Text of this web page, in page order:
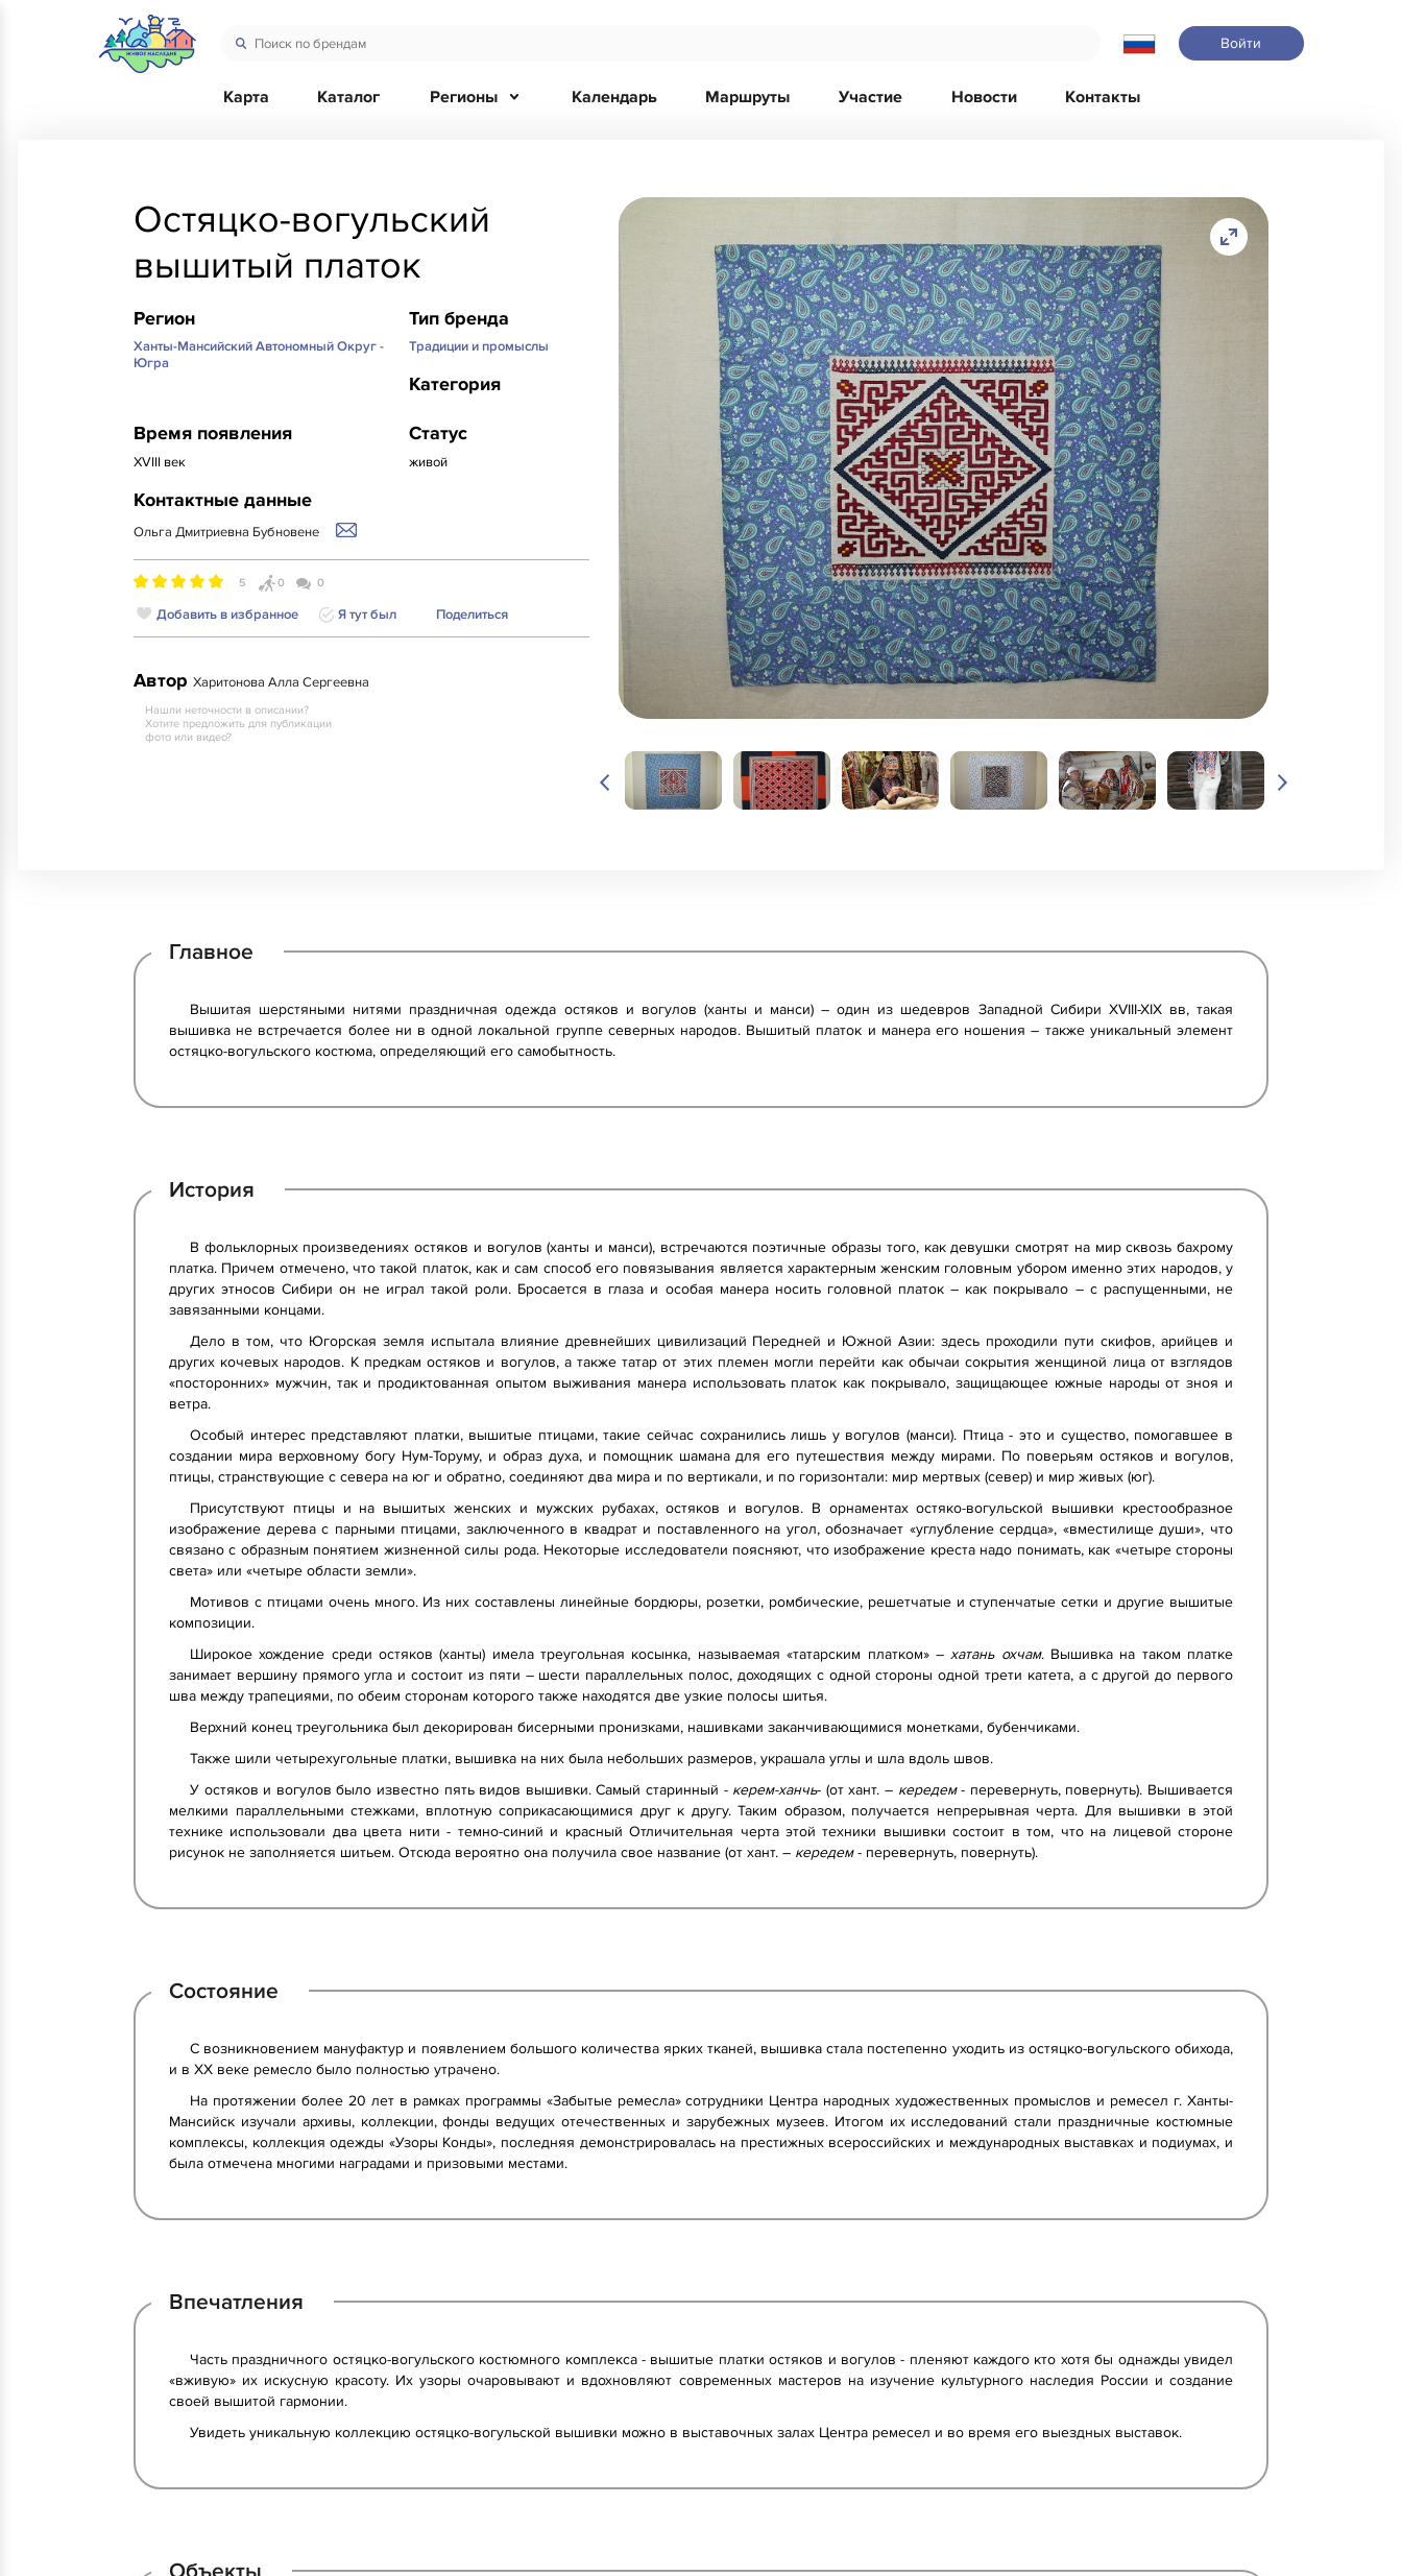
Войти
Карта Каталог Регионы Календарь Маршруты Участие Новости Контакты
Остяцко-вогульский
вышитый платок
Регион
Ханты-Мансийский Автономный Округ -
Югра
Тип бренда
Традиции и промыслы
Категория
Время появления
XVIII век
Статус
живой
Контактные данные
Ольга Дмитриевна Бубновене
5 0 0
Добавить в избранное Я тут был Поделиться
Автор Харитонова Алла Сергеевна
Нашли неточности в описании?
Хотите предложить для публикации
фото или видео?
Главное
Вышитая шерстяными нитями праздничная одежда остяков и вогулов (ханты и манси) – один из шедевров Западной Сибири XVIII-XIX вв, такая
вышивка не встречается более ни в одной локальной группе северных народов. Вышитый платок и манера его ношения – также уникальный элемент
остяцко-вогульского костюма, определяющий его самобытность.
История
В фольклорных произведениях остяков и вогулов (ханты и манси), встречаются поэтичные образы того, как девушки смотрят на мир сквозь бахрому
платка. Причем отмечено, что такой платок, как и сам способ его повязывания является характерным женским головным убором именно этих народов, у
других этносов Сибири он не играл такой роли. Бросается в глаза и особая манера носить головной платок – как покрывало – с распущенными, не
завязанными концами.
Дело в том, что Югорская земля испытала влияние древнейших цивилизаций Передней и Южной Азии: здесь проходили пути скифов, арийцев и
других кочевых народов. К предкам остяков и вогулов, а также татар от этих племен могли перейти как обычаи сокрытия женщиной лица от взглядов
«посторонних» мужчин, так и продиктованная опытом выживания манера использовать платок как покрывало, защищающее южные народы от зноя и
ветра.
Особый интерес представляют платки, вышитые птицами, такие сейчас сохранились лишь у вогулов (манси). Птица - это и существо, помогавшее в
создании мира верховному богу Нум-Торуму, и образ духа, и помощник шамана для его путешествия между мирами. По поверьям остяков и вогулов,
птицы, странствующие с севера на юг и обратно, соединяют два мира и по вертикали, и по горизонтали: мир мертвых (север) и мир живых (юг).
Присутствуют птицы и на вышитых женских и мужских рубахах, остяков и вогулов. В орнаментах остяко-вогульской вышивки крестообразное
изображение дерева с парными птицами, заключенного в квадрат и поставленного на угол, обозначает «углубление сердца», «вместилище души», что
связано с образным понятием жизненной силы рода. Некоторые исследователи поясняют, что изображение креста надо понимать, как «четыре стороны
света» или «четыре области земли».
Мотивов с птицами очень много. Из них составлены линейные бордюры, розетки, ромбические, решетчатые и ступенчатые сетки и другие вышитые
композиции.
Широкое хождение среди остяков (ханты) имела треугольная косынка, называемая «татарским платком» –хатань охчам. Вышивка на таком платке
занимает вершину прямого угла и состоит из пяти – шести параллельных полос, доходящих с одной стороны одной трети катета, а с другой до первого
шва между трапециями, по обеим сторонам которого также находятся две узкие полосы шитья.
Верхний конец треугольника был декорирован бисерными пронизками, нашивками заканчивающимися монетками, бубенчиками.
Также шили четырехугольные платки, вышивка на них была небольших размеров, украшала углы и шла вдоль швов.
У остяков и вогулов было известно пять видов вышивки. Самый старинный - керем-ханчь- (от хант. – кередем- перевернуть, повернуть). Вышивается
мелкими параллельными стежками, вплотную соприкасающимися друг к другу. Таким образом, получается непрерывная черта. Для вышивки в этой
технике использовали два цвета нити - темно-синий и красный Отличительная черта этой техники вышивки состоит в том, что на лицевой стороне
рисунок не заполняется шитьем. Отсюда вероятно она получила свое название (от хант. – кередем- перевернуть, повернуть).
Состояние
С возникновением мануфактур и появлением большого количества ярких тканей, вышивка стала постепенно уходить из остяцко-вогульского обихода,
и в ХХ веке ремесло было полностью утрачено.
На протяжении более 20 лет в рамках программы «Забытые ремесла» сотрудники Центра народных художественных промыслов и ремесел г. Ханты-
Мансийск изучали архивы, коллекции, фонды ведущих отечественных и зарубежных музеев. Итогом их исследований стали праздничные костюмные
комплексы, коллекция одежды «Узоры Конды», последняя демонстрировалась на престижных всероссийских и международных выставках и подиумах, и
была отмечена многими наградами и призовыми местами.
Впечатления
Часть праздничного остяцко-вогульского костюмного комплекса - вышитые платки остяков и вогулов - пленяют каждого кто хотя бы однажды увидел
«вживую» их искусную красоту. Их узоры очаровывают и вдохновляют современных мастеров на изучение культурного наследия России и создание
своей вышитой гармонии.
Увидеть уникальную коллекцию остяцко-вогульской вышивки можно в выставочных залах Центра ремесел и во время его выездных выставок.
Объекты